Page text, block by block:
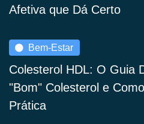
Afetiva que Dá Certo
Bem-Estar
Colesterol HDL: O Guia
"Bom" Colesterol e
Prática